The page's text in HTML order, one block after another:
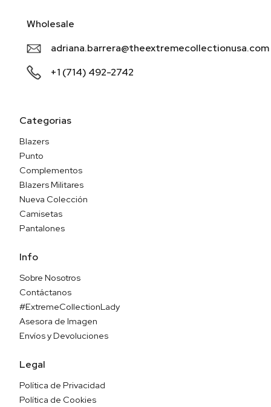
Wholesale
adriana.barrera@theextremecollectionusa.com
+1 (714) 492-2742
Categorias
Blazers
Punto
Complementos
Blazers Militares
Nueva Colección
Camisetas
Pantalones
Info
Sobre Nosotros
Contáctanos
#ExtremeCollectionLady
Asesora de Imagen
Envíos y Devoluciones
Legal
Política de Privacidad
Política de Cookies